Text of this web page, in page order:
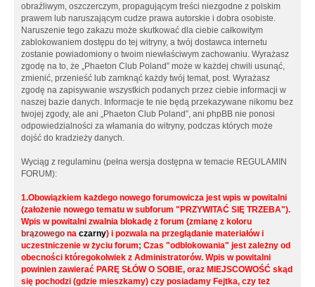
obraźliwym, oszczerczym, propagującym treści niezgodne z polskim
prawem lub naruszającym cudze prawa autorskie i dobra osobiste.
Naruszenie tego zakazu może skutkować dla ciebie całkowitym
zablokowaniem dostępu do tej witryny, a twój dostawca internetu
zostanie powiadomiony o twoim niewłaściwym zachowaniu. Wyrażasz
zgodę na to, że „Phaeton Club Poland” może w każdej chwili usunąć,
zmienić, przenieść lub zamknąć każdy twój temat, post. Wyrażasz
zgodę na zapisywanie wszystkich podanych przez ciebie informacji w
naszej bazie danych. Informacje te nie będą przekazywane nikomu bez
twojej zgody, ale ani „Phaeton Club Poland”, ani phpBB nie ponosi
odpowiedzialności za włamania do witryny, podczas których może
dojść do kradzieży danych.
Wyciąg z regulaminu (pełna wersja dostępna w temacie REGULAMIN
FORUM):
1.Obowiązkiem każdego nowego forumowicza jest wpis w powitalni
(założenie nowego tematu w subforum "PRZYWITAĆ SIĘ TRZEBA").
Wpis w powitalni zwalnia blokadę z forum (zmianę z koloru
brązowego na czarny) i pozwala na przeglądanie materiałów i
uczestniczenie w życiu forum; Czas "odblokowania" jest zależny od
obecności któregokolwiek z Administratorów. Wpis w powitalni
powinien zawierać PARĘ SŁÓW O SOBIE, oraz MIEJSCOWOŚĆ skąd
się pochodzi (gdzie mieszkamy) czy posiadamy Fejtka, czy też